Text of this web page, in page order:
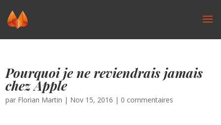
Pourquoi je ne reviendrais jamais
chez Apple
par Florian Martin | Nov 15, 2016 | 0 commentaires